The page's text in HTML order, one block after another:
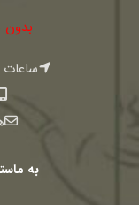
بدون
ساعات
به